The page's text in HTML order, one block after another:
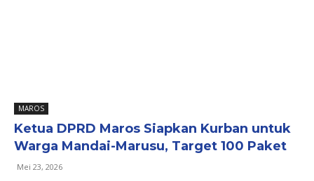
MAROS
Ketua DPRD Maros Siapkan Kurban untuk
Warga Mandai-Marusu, Target 100 Paket
Mei 23, 2026